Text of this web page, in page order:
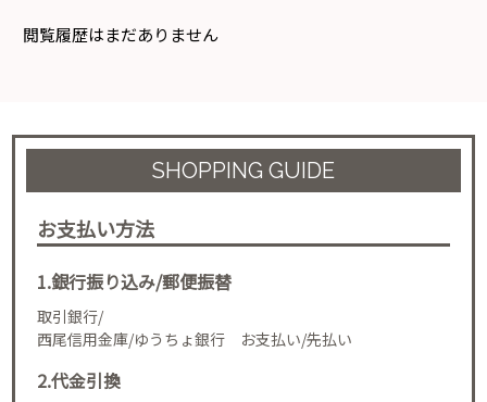
閲覧履歴はまだありません
SHOPPING GUIDE
お支払い方法
1.銀行振り込み/郵便振替
取引銀行/
西尾信用金庫/ゆうちょ銀行 お支払い/先払い
2.代金引換